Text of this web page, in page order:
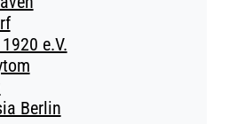
e.V.
Berlin